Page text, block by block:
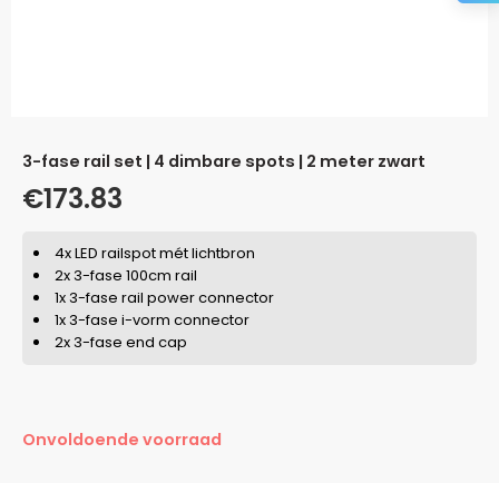
3-fase rail set | 4 dimbare spots | 2 meter zwart
€173.83
4x LED railspot mét lichtbron
2x 3-fase 100cm rail
1x 3-fase rail power connector
1x 3-fase i-vorm connector
2x 3-fase end cap
Onvoldoende voorraad